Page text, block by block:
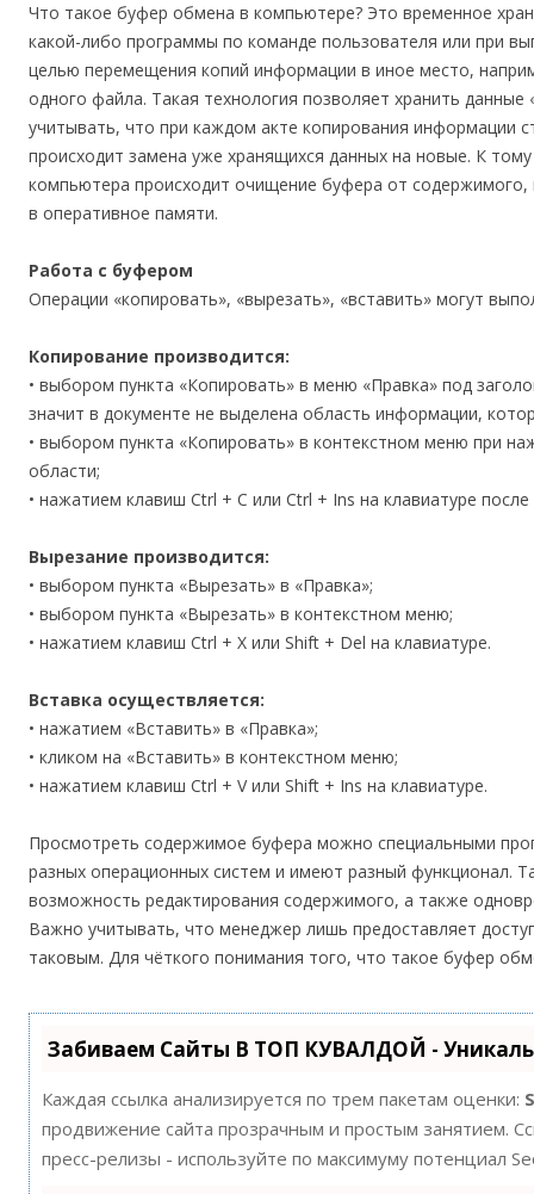
Что такое буфер обмена в компьютере? Это временное
какой-либо программы по команде пользователя или при
целью перемещения копий информации в иное место,
одного файла. Такая технология позволяет хранить
учитывать, что при каждом акте копирования информации
происходит замена уже хранящихся данных на новые. К
компьютера происходит очищение буфера от
в оперативное памяти.
Работа с буфером
Операции «копировать», «вырезать», «вставить» могут
Копирование производится:
• выбором пункта «Копировать» в меню «Правка» под
значит в документе не выделена область информации,
• выбором пункта «Копировать» в контекстном меню при
области;
• нажатием клавиш Ctrl + C или Ctrl + Ins на клавиатуре
Вырезание производится:
• выбором пункта «Вырезать» в «Правка»;
• выбором пункта «Вырезать» в контекстном меню;
• нажатием клавиш Ctrl + X или Shift + Del на клавиатуре.
Вставка осуществляется:
• нажатием «Вставить» в «Правка»;
• кликом на «Вставить» в контекстном меню;
• нажатием клавиш Ctrl + V или Shift + Ins на клавиатуре.
Просмотреть содержимое буфера можно специальными
разных операционных систем и имеют разный функционал.
возможность редактирования содержимого, а также
Важно учитывать, что менеджер лишь предоставляет
таковым. Для чёткого понимания того, что такое буфер
Забиваем Сайты В ТОП КУВАЛДОЙ -
Каждая ссылка анализируется по трем пакетам оценки:
продвижение сайта прозрачным и простым занятием.
пресс-релизы - используйте по максимуму потенциал